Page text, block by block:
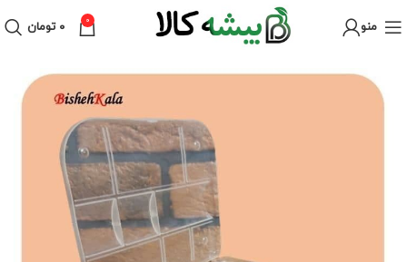
منو 0 ۰ تومان